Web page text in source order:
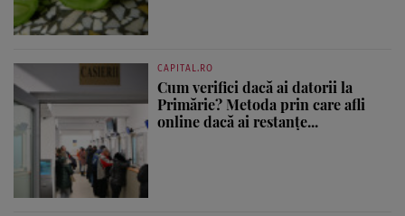
CAPITAL.RO
Cum verifici dacă ai datorii la
Primărie? Metoda prin care afli
online dacă ai restanțe...